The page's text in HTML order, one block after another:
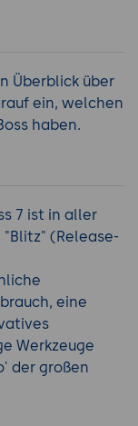
Überblick über
ein, welchen
haben.
7 ist in aller
(Release-
eine
Werkzeuge
der großen